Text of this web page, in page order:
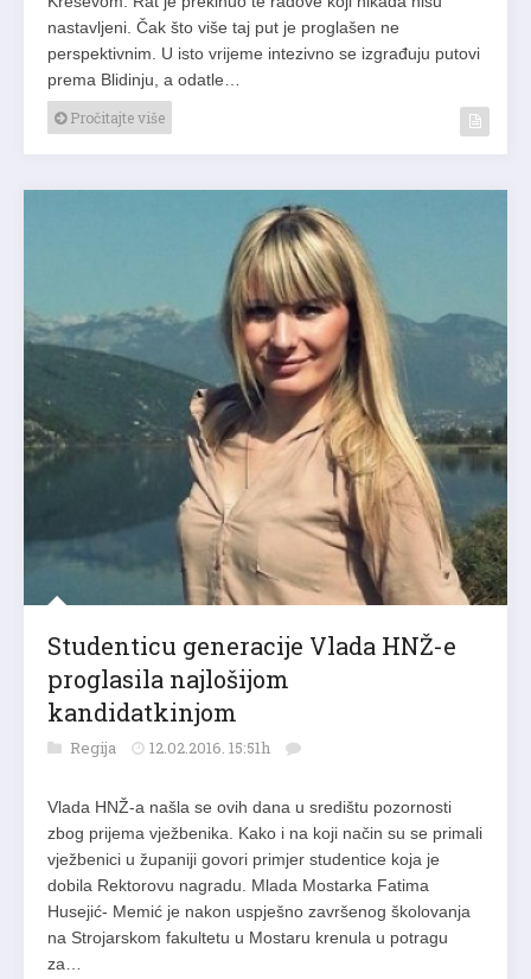
nastavljeni. Čak što više taj put je proglašen ne
perspektivnim. U isto vrijeme intezivno se izgrađuju putovi
prema Blidinju, a odatle…
Pročitajte više
Studenticu generacije Vlada HNŽ-e
proglasila najlošijom
kandidatkinjom
Regija 12.02.2016. 15:51h
Vlada HNŽ-a našla se ovih dana u središtu pozornosti
zbog prijema vježbenika. Kako i na koji način su se primali
vježbenici u županiji govori primjer studentice koja je
dobila Rektorovu nagradu. Mlada Mostarka Fatima
Husejić- Memić je nakon uspješno završenog školovanja
na Strojarskom fakultetu u Mostaru krenula u potragu
za…